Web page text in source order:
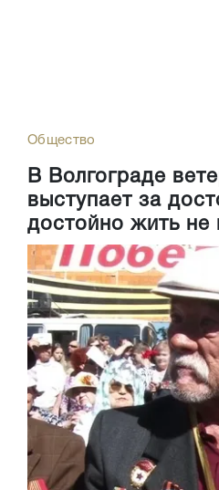
Общество
В Волгограде
выступает за
достойно жить не